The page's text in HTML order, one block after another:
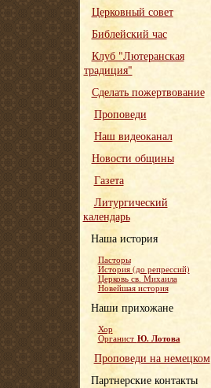
Церковный совет
Библейский час
Клуб "Лютеранская
традиция"
Сделать пожертвование
Проповеди
Наш видеоканал
Новости общины
Газета
Литургический
календарь
Наша история
Пасторы
История (до репрессий)
Церковь св. Михаила
Новейшая история
Наши прихожане
Хор
Органист Ю. Лотова
Проповеди на немецком
Партнерские контакты